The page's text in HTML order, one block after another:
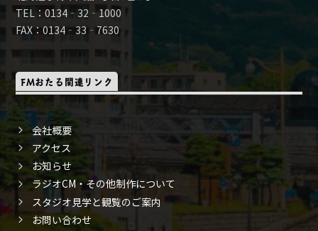
TEL：0134‐32‐1000
FAX：0134‐33‐7630
FMおたる関連リンク
会社概要
アクセス
お知らせ
ラジオCM・その他制作について
スタジオ見学と観覧のご案内
お問い合わせ